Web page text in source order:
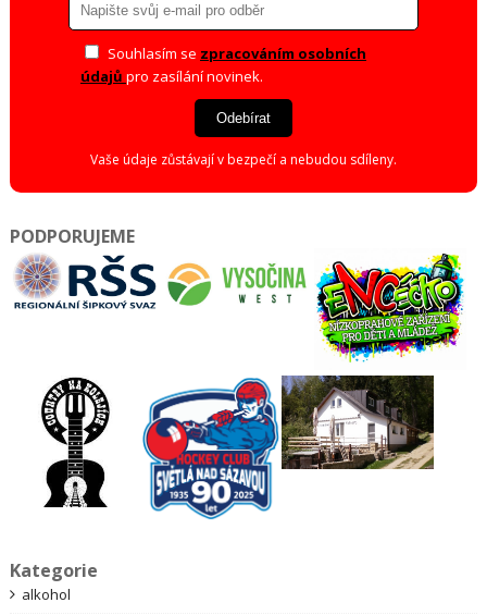
Souhlasím se zpracováním osobních
údajů pro zasílání novinek.
Odebírat
Vaše údaje zůstávají v bezpečí a nebudou sdíleny.
PODPORUJEME
Kategorie
alkohol